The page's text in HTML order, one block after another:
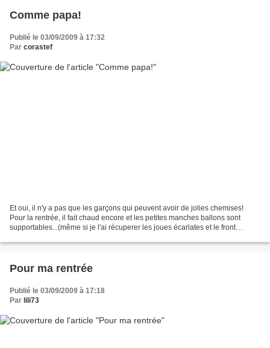
Comme papa!
Publié le 03/09/2009 à 17:32
Par corastef
Et oui, il n'y a pas que les garçons qui peuvent avoir de jolies chemises!
Pour la rentrée, il fait chaud encore et les petites manches ballons sont
supportables...(même si je l'ai récuperer les joues écarlates et le front
Pour ma rentrée
Publié le 03/09/2009 à 17:18
Par lili73